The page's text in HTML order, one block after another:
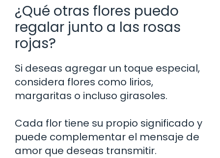
¿Qué otras flores puedo
regalar junto a las rosas
rojas?
Si deseas agregar un toque especial,
considera flores como lirios,
margaritas o incluso girasoles.
Cada flor tiene su propio significado y
puede complementar el mensaje de
amor que deseas transmitir.